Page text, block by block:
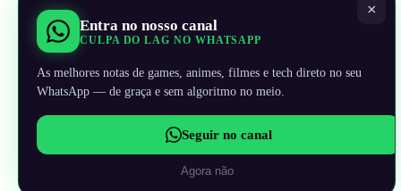
×
Entra no nosso canal
CULPA DO LAG NO WHATSAPP
As melhores notas de games, animes, filmes e tech direto no seu
WhatsApp — de graça e sem algoritmo no meio.
Seguir no canal
Agora não